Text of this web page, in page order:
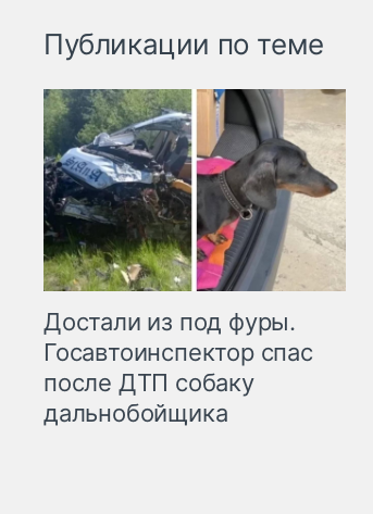
Публикации по теме
Достали из под фуры.
Госавтоинспектор спас
после ДТП собаку
дальнобойщика